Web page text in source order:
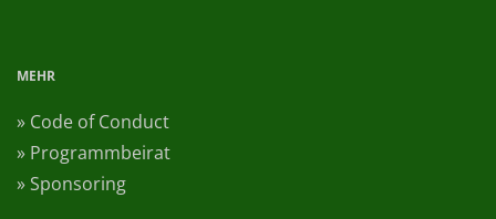
MEHR
» Code of Conduct
» Programmbeirat
» Sponsoring